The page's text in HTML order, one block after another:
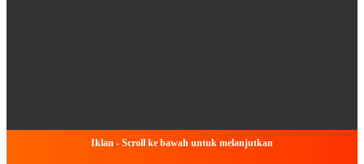
Iklan - Scroll ke bawah untuk melanjutkan